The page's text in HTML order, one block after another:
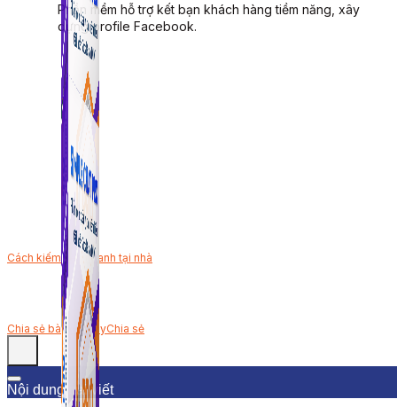
Phần mềm hỗ trợ kết bạn khách hàng tiềm năng, xây
dựng profile Facebook.
Cách kiếm tiền nhanh tại nhà
Chia sẻ bài viết nàyChia sẻ
Nội dung bài viết